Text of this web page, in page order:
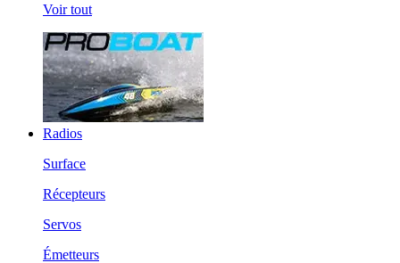
Voir tout
Radios
Surface
Récepteurs
Servos
Émetteurs